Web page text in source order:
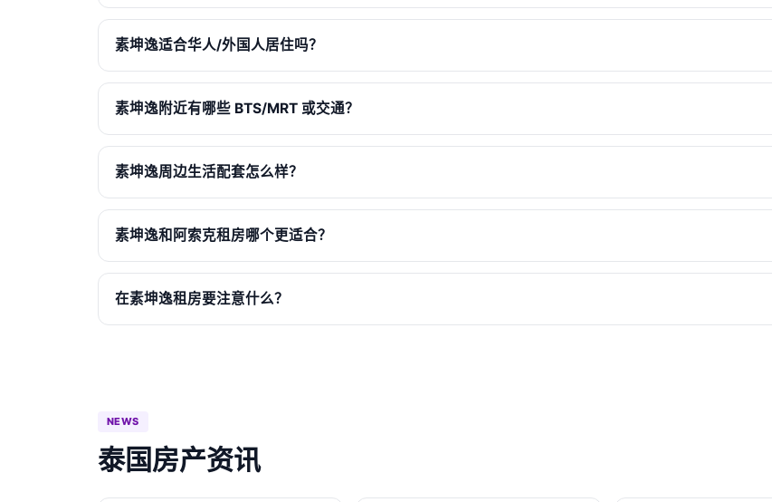
素坤逸适合华人/外国人居住吗？
素坤逸附近有哪些 BTS/MRT 或交通？
素坤逸周边生活配套怎么样？
素坤逸和阿索克租房哪个更适合？
在素坤逸租房要注意什么？
NEWS
泰国房产资讯